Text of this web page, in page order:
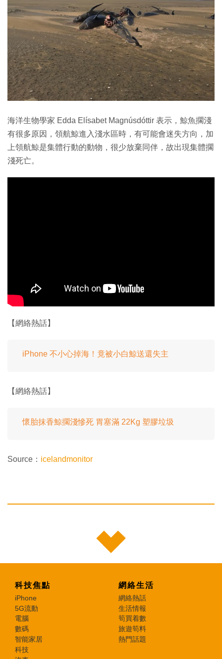
海洋生物學家 Edda Elísabet Magnúsdóttir 表示，鯨魚擱淺
有很多原因，領航鯨進入淺水區時，有可能會迷失方向，加
上領航鯨是集體行動的動物，很少放棄同伴，故出現集體擱
淺死亡。
【網絡熱話】
iPhone 不小心掉海！竟被小白鯨送還失主
【網絡熱話】
懷胎抹香鯨擱淺慘死 胃塞滿 22Kg 塑膠垃圾
Source： icelandmonitor
科技焦點
iPhone
5G流動
電腦
數碼
智能家居
科技
網絡生活
網絡熱話
生活情報
筍買着數
旅遊筍料
熱門話題